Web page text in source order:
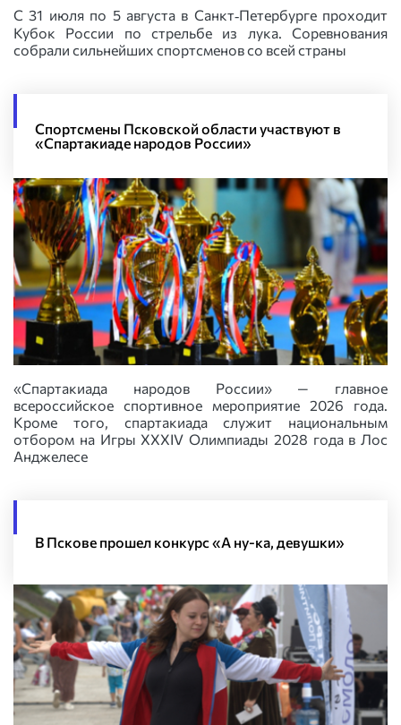
С 31 июля по 5 августа в Санкт‑Петербурге проходит
Кубок России по стрельбе из лука. Соревнования
собрали сильнейших спортсменов со всей страны
Спортсмены Псковской области участвуют в
«Спартакиаде народов России»
«Спартакиада народов России» — главное
всероссийское спортивное мероприятие 2026 года.
Кроме того, спартакиада служит национальным
отбором на Игры XXXIV Олимпиады 2028 года в Лос
Анджелесе
В Пскове прошел конкурс «А ну-ка, девушки»